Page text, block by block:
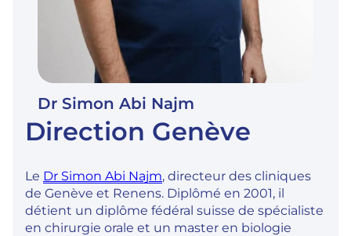
Dr Simon Abi Najm
Direction Genève
Le Dr Simon Abi Najm, directeur des cliniques
de Genève et Renens. Diplômé en 2001, il
détient un diplôme fédéral suisse de spécialiste
en chirurgie orale et un master en biologie